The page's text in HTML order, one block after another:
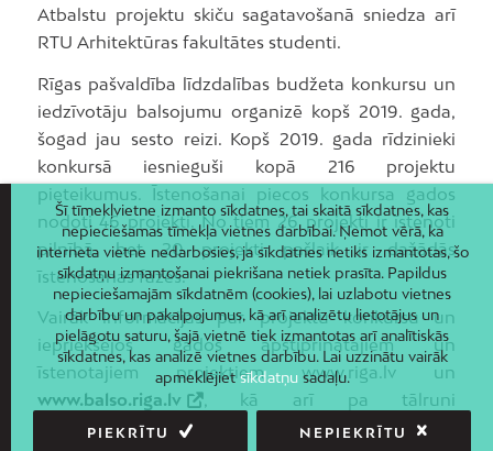
Atbalstu projektu skiču sagatavošanā sniedza arī
RTU Arhitektūras fakultātes studenti.
Rīgas pašvaldība līdzdalības budžeta konkursu un
iedzīvotāju balsojumu organizē kopš 2019. gada,
šogad jau sesto reizi. Kopš 2019. gada rīdzinieki
konkursā iesnieguši kopā 216 projektu
pieteikumus. Īstenošanai piecos konkursa gados
nodoti 46 projekti. No tiem 26 projekti ir īstenoti
pilnībā, bet 20 projekti pašlaik ir dažādās
īstenošanas fāzēs.
Vairāk informācijas par projektu konkursu un
iepriekšējos gados apstiprinātajiem un
īstenotajiem projektiem www.riga.lv un
www.balso.riga.lv
, kā arī pa tālruni
+37167037647.
Šī tīmekļvietne izmanto sīkdatnes, tai skaitā sīkdatnes, kas
nepieciešamas tīmekļa vietnes darbībai. Ņemot vērā, ka
interneta vietne nedarbosies, ja sīkdatnes netiks izmantotas, šo
sīkdatņu izmantošanai piekrišana netiek prasīta. Papildus
nepieciešamajām sīkdatnēm (cookies), lai uzlabotu vietnes
darbību un pakalpojumus, kā arī analizētu lietotājus un
pielāgotu saturu, šajā vietnē tiek izmantotas arī analītiskās
sīkdatnes, kas analizē vietnes darbību. Lai uzzinātu vairāk
apmeklējietsīkdatņusadaļu.
PIEKRĪTU NEPIEKRĪTU